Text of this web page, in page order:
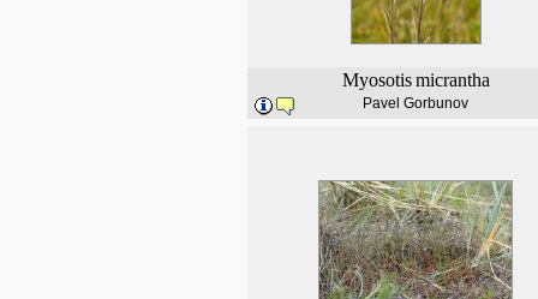
Myosotis micrantha
Pavel Gorbunov